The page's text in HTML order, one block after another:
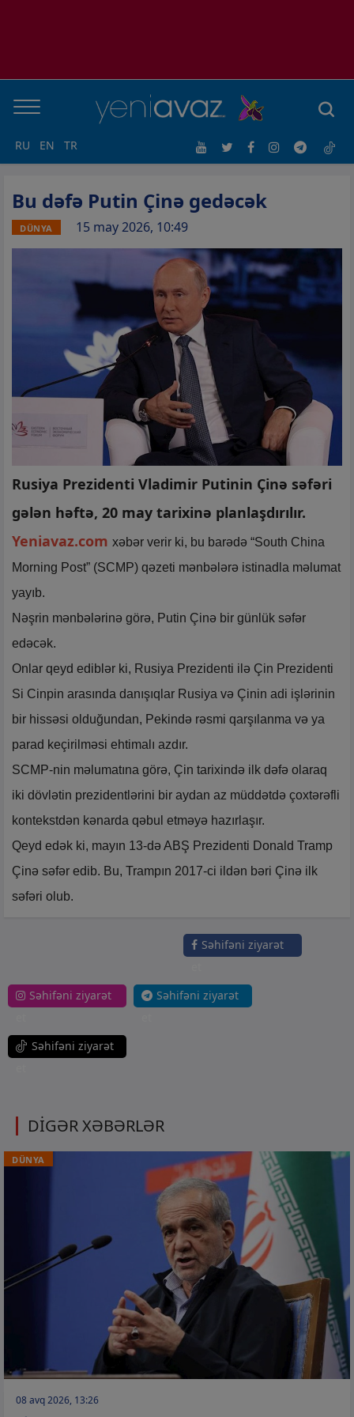
RU EN TR
Bu dəfə Putin Çinə gedəcək
DÜNYA 15 may 2026, 10:49
Rusiya Prezidenti Vladimir Putinin Çinə səfəri
gələn həftə, 20 may tarixinə planlaşdırılır.
Yeniavaz.com xəbər verir ki, bu barədə “South China
Morning Post” (SCMP) qəzeti mənbələrə istinadla məlumat
yayıb.
Nəşrin mənbələrinə görə, Putin Çinə bir günlük səfər
edəcək.
Onlar qeyd ediblər ki, Rusiya Prezidenti ilə Çin Prezidenti
Si Cinpin arasında danışıqlar Rusiya və Çinin adi işlərinin
bir hissəsi olduğundan, Pekində rəsmi qarşılanma və ya
parad keçirilməsi ehtimalı azdır.
SCMP-nin məlumatına görə, Çin tarixində ilk dəfə olaraq
iki dövlətin prezidentlərini bir aydan az müddətdə çoxtərəfli
kontekstdən kənarda qəbul etməyə hazırlaşır.
Qeyd edək ki, mayın 13-də ABŞ Prezidenti Donald Tramp
Çinə səfər edib. Bu, Trampın 2017-ci ildən bəri Çinə ilk
səfəri olub.
Səhifəni ziyarət
Səhifəni ziyarət
Səhifəni ziyarət
Səhifəni ziyarət
DİGƏR XƏBƏRLƏR
DÜNYA
08 avq 2026, 13:26